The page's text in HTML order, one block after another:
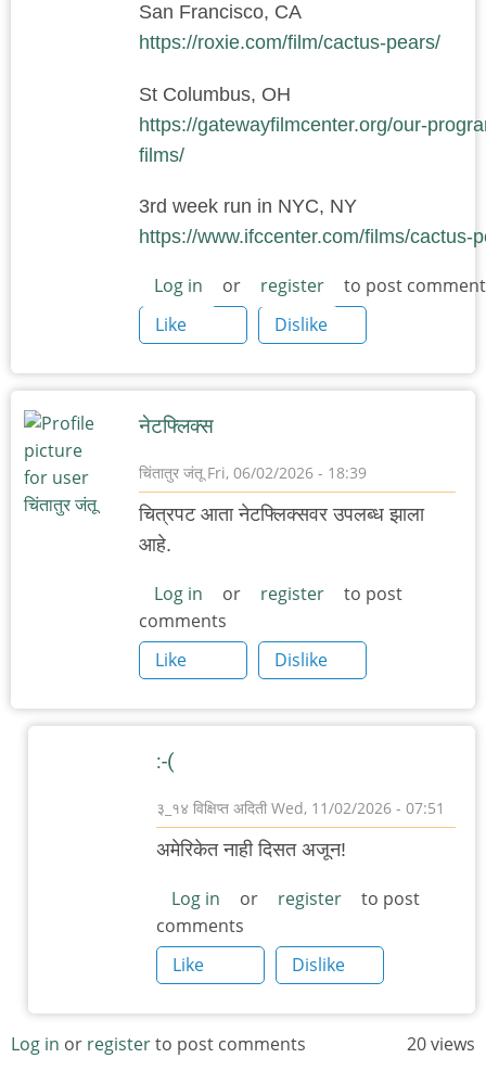
San Francisco, CA
https://roxie.com/film/cactus-pears/
St Columbus, OH
https://gatewayfilmcenter.org/our-
films/
3rd week run in NYC, NY
https://www.ifccenter.com/films/cactus-
Log in or register
to post
Like
Dislike
नेटफ्लिक्स
चिंतातुर जंतूFri, 06/02/2026 - 18:39
चित्रपट आता नेटफ्लिक्सवर उपलब्ध झाला
आहे.
Log in or register
to post
comments
Like
Dislike
:-(
३_१४ विक्षिप्त अदिती Wed, 11/02/2026 - 07:51
नेटफ्लिक्स
by
चिंतातुर
जंतू
अमेरिकेत नाही दिसत अजून!
Log in or register
to post
comments
Like
Dislike
Log in or registerto post comments 20 views